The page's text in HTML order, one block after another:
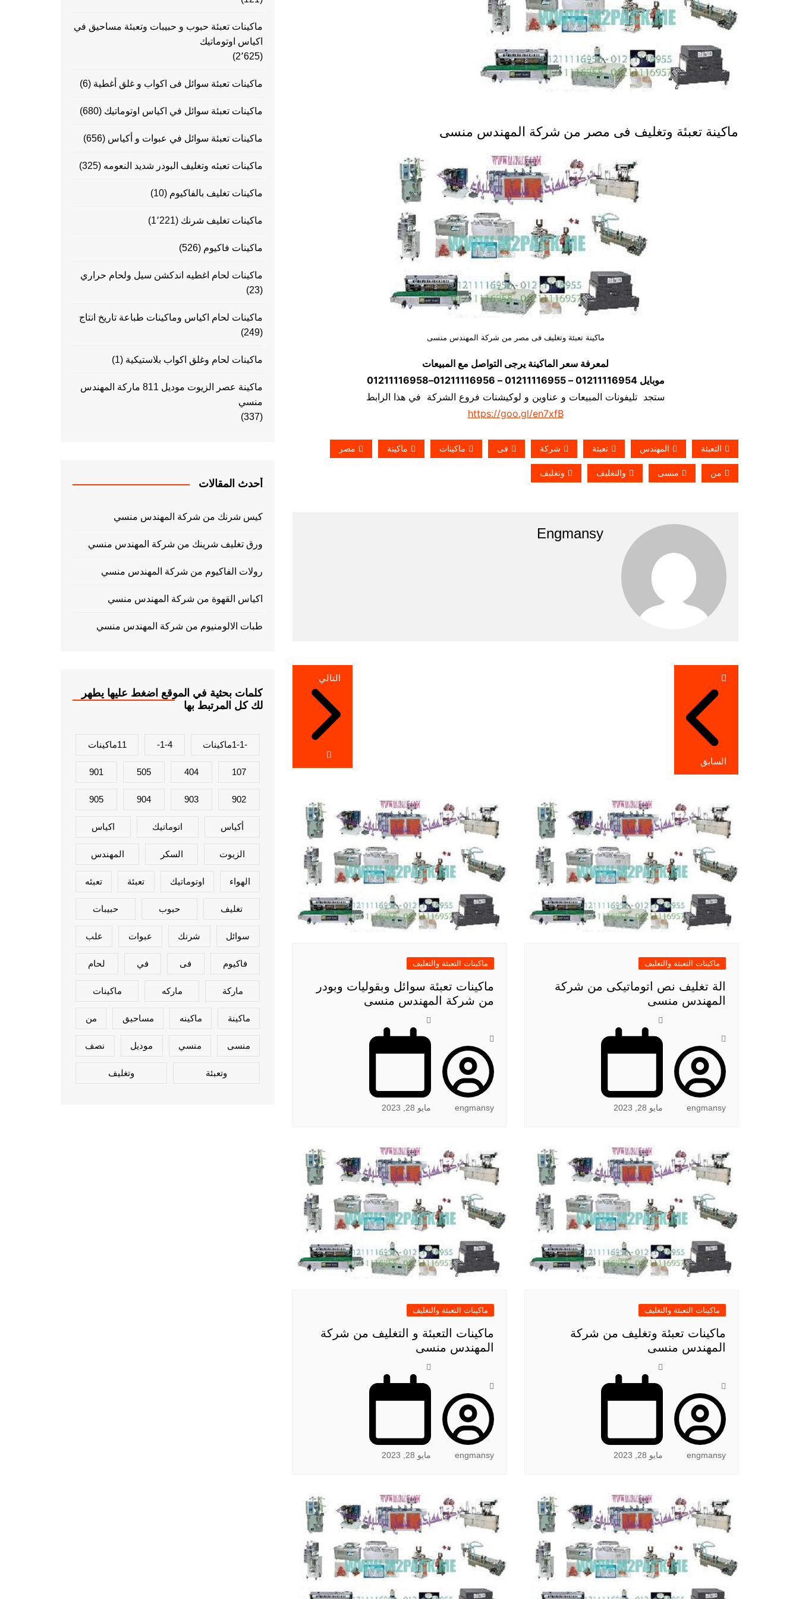
ماكينة تعبئة وتغليف فى مصر من شركة المهندس منسى
ماكينة تعبئة وتغليف فى مصر من شركة المهندس منسى
لمعرفة سعر الماكينة يرجى التواصل مع المبيعات
موبايل 01211116954 – 01211116955 – 01211116956–01211116958
ستجد تليفونات المبيعات و عناوين و لوكيشنات فروع الشركة في هذا الرابط
https://goo.gl/en7xfB
التعبئة المهندس تعبئة شركة فى ماكينات ماكينة مصر
من منسى والتغليف وتغليف
Engmansy
تصفّح
المقالات
السابق
التالي
ماكينات التعبئة والتغليف
الة تغليف نص اتوماتيكى من شركة
المهندس منسى
engmansy مايو 28, 2023
ماكينات التعبئة والتغليف
ماكينات تعبئة سوائل وبقوليات وبودر
من شركة المهندس منسى
engmansy مايو 28, 2023
ماكينات التعبئة والتغليف
ماكينات تعبئة وتغليف من شركة
المهندس منسى
engmansy مايو 28, 2023
ماكينات التعبئة والتغليف
ماكينات التعبئة و التغليف من شركة
المهندس منسى
engmansy مايو 28, 2023
ماكينات تعبئة حبوب و حبيبات وتعبئة مساحيق في
اكياس اوتوماتيك
(2٬625)
ماكينات تعبئة سوائل فى اكواب و غلق أغطية (6)
ماكينات تعبئة سوائل في اكياس اوتوماتيك (680)
ماكينات تعبئة سوائل في عبوات و أكياس (656)
ماكينات تعبئه وتغليف البودر شديد النعومه (325)
ماكينات تغليف بالفاكيوم (10)
ماكينات تغليف شرنك (1٬221)
ماكينات فاكيوم (526)
ماكينات لحام اغطيه اندكشن سيل ولحام حراري
(23)
ماكينات لحام اكياس وماكينات طباعة تاريخ انتاج
(249)
ماكينات لحام وغلق اكواب بلاستيكية (1)
ماكينة عصر الزيوت موديل 811 ماركة المهندس
منسي
(337)
أحدث المقالات
كيس شرنك من شركة المهندس منسي
ورق تغليف شرينك من شركة المهندس منسي
رولات الفاكيوم من شركة المهندس منسي
اكياس القهوة من شركة المهندس منسي
طبات الالومنيوم من شركة المهندس منسي
كلمات بحثية في الموقع اضغط عليها يطهر
لك كل المرتبط بها
-1-1ماكينات 1-4- 11ماكينات
107
404
505
901
902
903
904
905
أكياس اتوماتيك اكياس
الزيوت السكر المهندس
الهواء اوتوماتيك تعبئة تعبئه
تغليف حبوب حبيبات
سوائل شرنك عبوات علب
فاكيوم فى في لحام
ماركة ماركه ماكينات
ماكينة ماكينه مساحيق من
منسى منسي موديل نصف
وتعبئة وتغليف